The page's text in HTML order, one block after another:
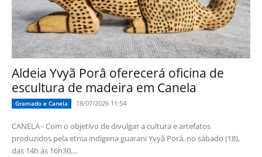
Aldeia Yvyã Porâ oferecerá oficina de
escultura de madeira em Canela
Gramado e Canela 18/07/2026 11:54
CANELA - Com o objetivo de divulgar a cultura e artefatos
produzidos pela etnia indígena guarani Yvyã Porâ, no sábado (18),
das 14h às 16h30,...